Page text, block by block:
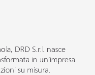
DRD S.r.l. nasce
in un’impresa
su misura.